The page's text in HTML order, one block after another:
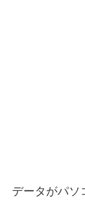
データがパソ